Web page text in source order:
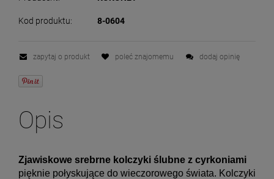
Kod produktu: 8-0604
zapytaj o produkt poleć znajomemu dodaj opinię
Opis
pięknie połyskujące do wieczorowego świata. Kolczyki